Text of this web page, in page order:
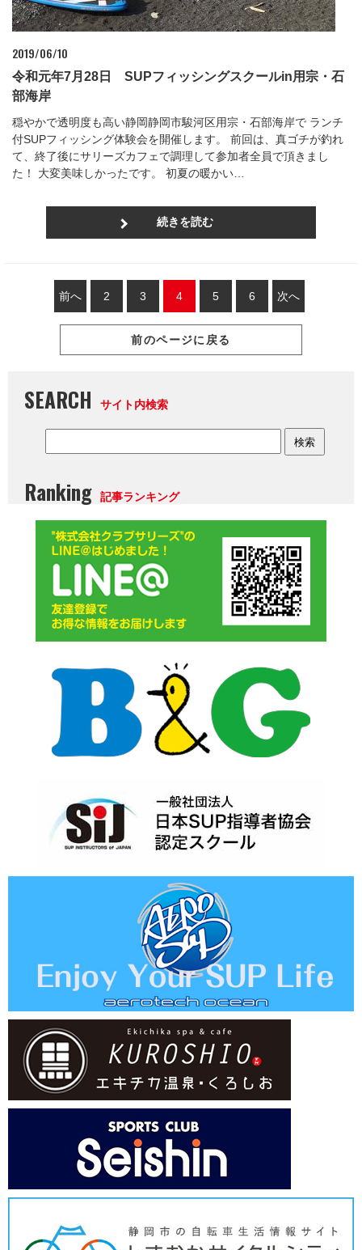
2019/06/10
令和元年7月28日 SUPフィッシングスクールin用宗・石
部海岸
穏やかで透明度も高い静岡静岡市駿河区用宗・石部海岸で ランチ
付SUPフィッシング体験会を開催します。 前回は、真ゴチが釣れ
て、終了後にサリーズカフェで調理して参加者全員で頂きまし
た！ 大変美味しかったです。 初夏の暖かい…
続きを読む
前へ 2 3 4 5 6 次へ
前のページに戻る
SEARCH サイト内検索
Ranking 記事ランキング